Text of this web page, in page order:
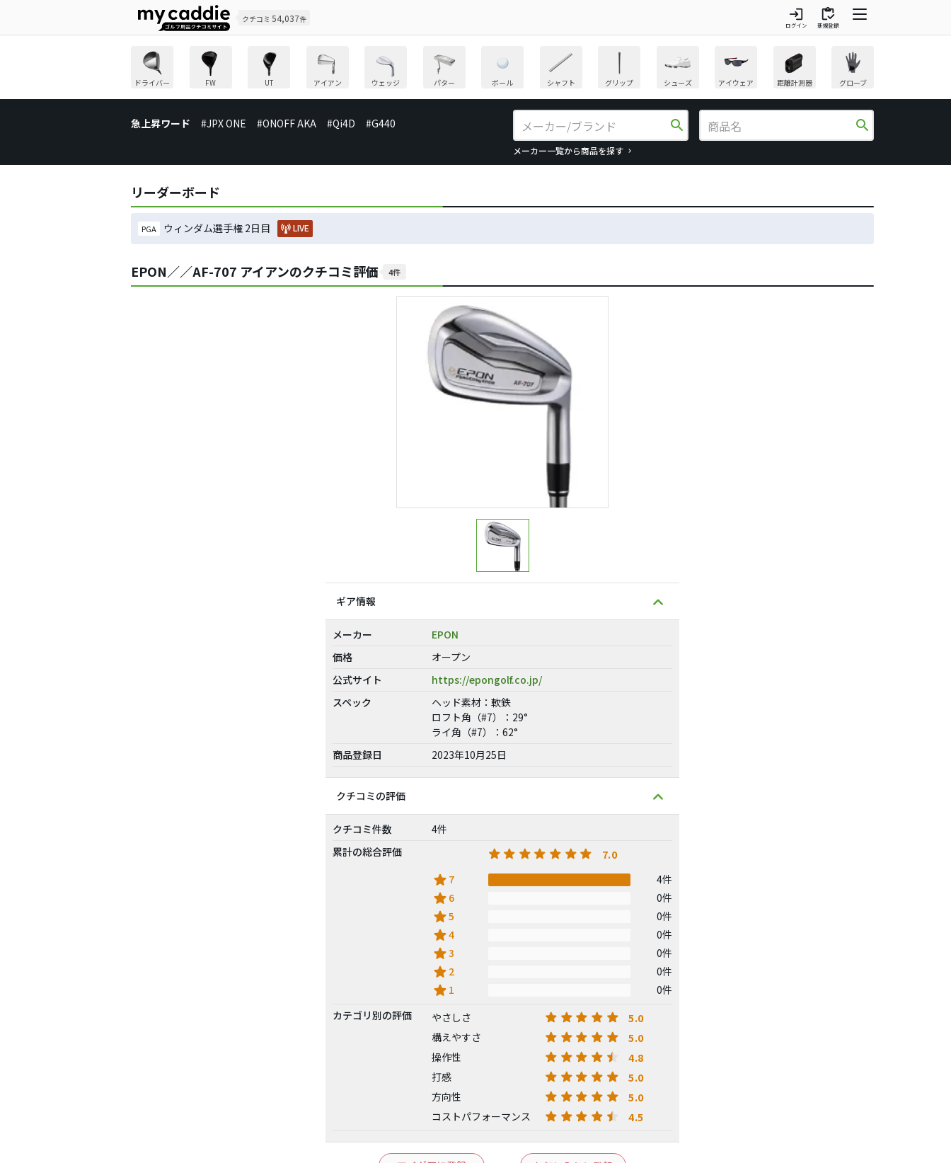
クチコミ 54,037件 login
ログイン
inventory
新規登録
ドライバー FW UT アイアン ウェッジ パター ボール シャフト グリップ シューズ アイウェア 距離計測器 グローブ
急上昇ワード #JPX ONE #ONOFF AKA #Qi4D #G440 search
メーカー一覧から商品を探す
search
リーダーボード
PGA ウィンダム選手権 2日目 LIVE
EPON／／AF-707 アイアンのクチコミ評価 4件
ギア情報
メーカー
EPON
価格
オープン
公式サイト
https://epongolf.co.jp/
スペック
ヘッド素材：軟鉄
ロフト角（#7）：29°
ライ角（#7）：62°
商品登録日
2023年10月25日
クチコミの評価
クチコミ件数
4件
累計の総合評価
7.0
star 7 4件
star 6 0件
star5 0件
star4 0件
star3 0件
star 2 0件
star 1
0件
カテゴリ別の評価
やさしさ 5.0
構えやすさ 5.0
操作性 4.8
打感 5.0
方向性 5.0
コストパフォーマンス 4.5